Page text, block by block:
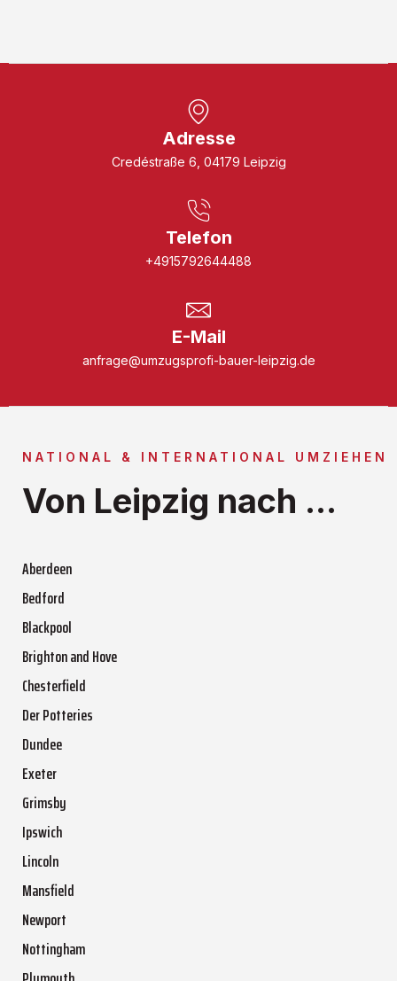
Adresse
Credéstraße 6, 04179 Leipzig
Telefon
+4915792644488
E-Mail
anfrage@umzugsprofi-bauer-leipzig.de
NATIONAL & INTERNATIONAL UMZIEHEN
Von Leipzig nach ...
Aberdeen
Bedford
Blackpool
Brighton and Hove
Chesterfield
Der Potteries
Dundee
Exeter
Grimsby
Ipswich
Lincoln
Mansfield
Newport
Nottingham